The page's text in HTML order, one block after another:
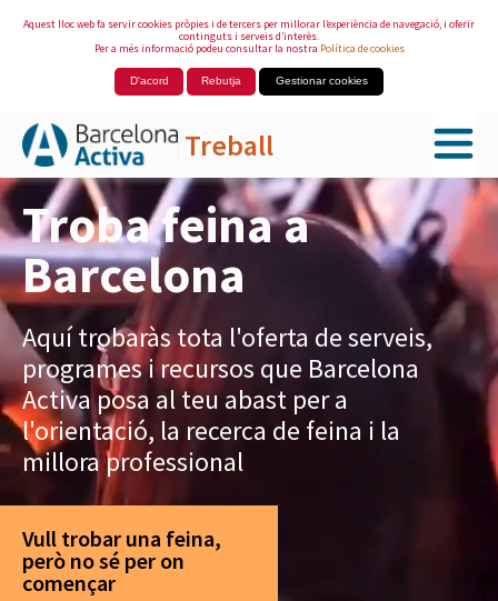
Aquest lloc web fa servir cookies pròpies i de tercers per millorar l’experiència de navegació, i oferir
continguts i serveis d’interès.
Per a més informació podeu consultar la nostra Política de cookies
D'acord Rebutja Gestionar cookies
Treball
Salta al contingut principal
Troba feina a
Barcelona
Aquí trobaràs tota l'oferta de serveis,
programes i recursos que Barcelona
Activa posa al teu abast per a
l'orientació, la recerca de feina i la
millora professional
Vull trobar una feina,
però no sé per on
començar